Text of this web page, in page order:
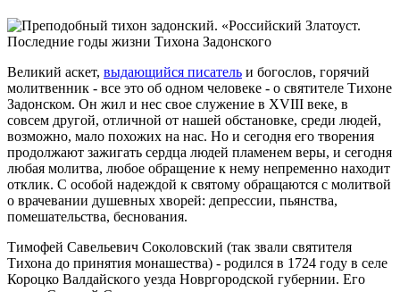
Великий аскет, выдающийся писатель и богослов, горячий
молитвенник - все это об одном человеке - о святителе Тихоне
Задонском. Он жил и нес свое служение в XVIII веке, в
совсем другой, отличной от нашей обстановке, среди людей,
возможно, мало похожих на нас. Но и сегодня его творения
продолжают зажигать сердца людей пламенем веры, и сегодня
любая молитва, любое обращение к нему непременно находит
отклик. С особой надеждой к святому обращаются с молитвой
о врачевании душевных хворей: депрессии, пьянства,
помешательства, беснования.
Тимофей Савельевич Соколовский (так звали святителя
Тихона до принятия монашества) - родился в 1724 году в селе
Короцко Валдайского уезда Новргородской губернии. Его